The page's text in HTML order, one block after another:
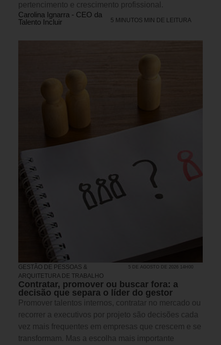
pertencimento e crescimento profissional.
Carolina Ignarra - CEO da
Talento Incluir
5 MINUTOS MIN DE LEITURA
GESTÃO DE PESSOAS &
ARQUITETURA DE TRABALHO
5 DE AGOSTO DE 2026 14H00
Contratar, promover ou buscar fora: a
decisão que separa o líder do gestor
Promover talentos internos, contratar no mercado ou
recorrer a executivos por projeto são decisões cada
vez mais frequentes em empresas que crescem e se
transformam. Mas a escolha mais importante